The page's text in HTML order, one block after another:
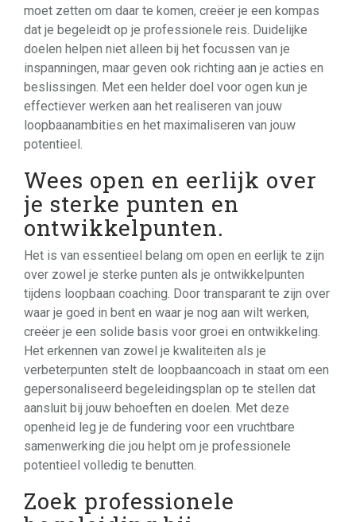
moet zetten om daar te komen, creëer je een kompas
dat je begeleidt op je professionele reis. Duidelijke
doelen helpen niet alleen bij het focussen van je
inspanningen, maar geven ook richting aan je acties en
beslissingen. Met een helder doel voor ogen kun je
effectiever werken aan het realiseren van jouw
loopbaanambities en het maximaliseren van jouw
potentieel.
Wees open en eerlijk over
je sterke punten en
ontwikkelpunten.
Het is van essentieel belang om open en eerlijk te zijn
over zowel je sterke punten als je ontwikkelpunten
tijdens loopbaan coaching. Door transparant te zijn over
waar je goed in bent en waar je nog aan wilt werken,
creëer je een solide basis voor groei en ontwikkeling.
Het erkennen van zowel je kwaliteiten als je
verbeterpunten stelt de loopbaancoach in staat om een
gepersonaliseerd begeleidingsplan op te stellen dat
aansluit bij jouw behoeften en doelen. Met deze
openheid leg je de fundering voor een vruchtbare
samenwerking die jou helpt om je professionele
potentieel volledig te benutten.
Zoek professionele